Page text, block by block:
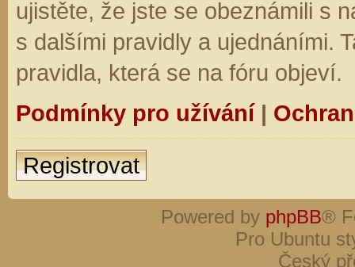
ujistěte, že jste se obeznámili s
s dalšími pravidly a ujednáními.
pravidla, která se na fóru objeví.
Podmínky pro užívání|
Registrovat
Powered by phpBB®
Pro Ubuntu
Český